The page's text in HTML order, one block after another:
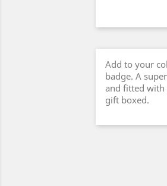
Add to your
badge. A
and fitted with
gift boxed.